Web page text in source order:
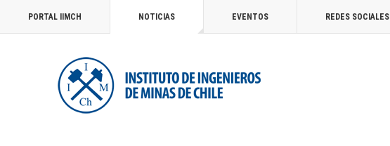
PORTAL IIMCH NOTICIAS EVENTOS REDES SOCIALES